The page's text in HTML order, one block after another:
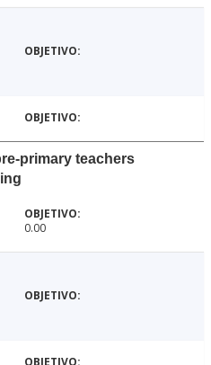
primary teachers
0.00